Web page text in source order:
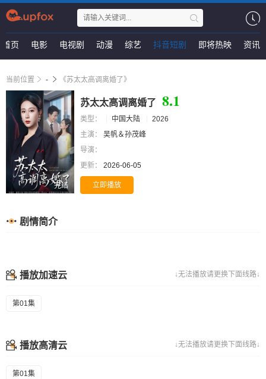
首页 电影 电视剧 动漫 综艺 抖音短剧 即将热映 资讯
当前位置 - 《苏太太高调离婚了》
完结
苏太太高调离婚了 8.1
类型： 中国大陆
2026
主演：
吴帆＆孙茂峰
导演：
更新：
2026-06-05
立即播放
剧情简介
↓无法播放请更换下面线路↓
播放加速云
第01集
↓无法播放请更换下面线路↓
播放高清云
第01集